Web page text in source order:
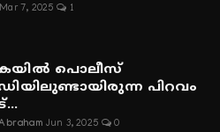
Mar 7, 2025 1
പൊലീസ്
പിറവം
Jun 3, 2025 0